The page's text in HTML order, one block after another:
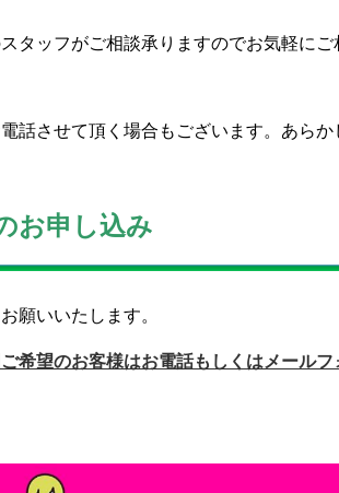
タッフがご相談承りますのでお気軽にご
話させて頂く場合もございます。あらか
お申し込み
願いいたします。
希望のお客様はお電話もしくはメール